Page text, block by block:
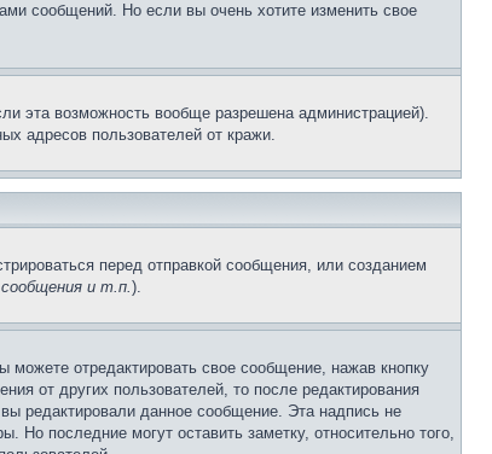
сообщений. Но если вы очень хотите изменить свое
эта возможность вообще разрешена администрацией).
адресов пользователей от кражи.
перед отправкой сообщения, или созданием
и т.п.).
отредактировать свое сообщение, нажав кнопку
от других пользователей, то после редактирования
редактировали данное сообщение. Эта надпись не
последние могут оставить заметку, относительно того,